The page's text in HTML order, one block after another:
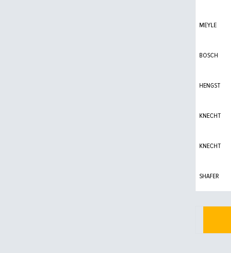
MEYLE
BOSCH
HENGST
KNECHT
KNECHT
SHAFER